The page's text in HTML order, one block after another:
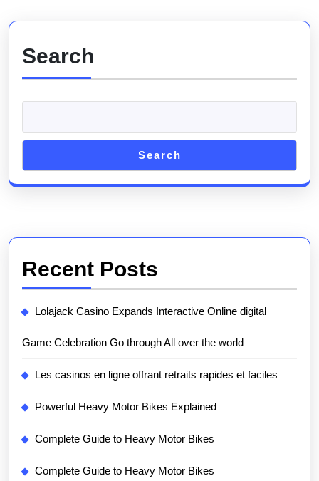
Search
Search
Recent Posts
Lolajack Casino Expands Interactive Online digital
Game Celebration Go through All over the world
Les casinos en ligne offrant retraits rapides et faciles
Powerful Heavy Motor Bikes Explained
Complete Guide to Heavy Motor Bikes
Complete Guide to Heavy Motor Bikes